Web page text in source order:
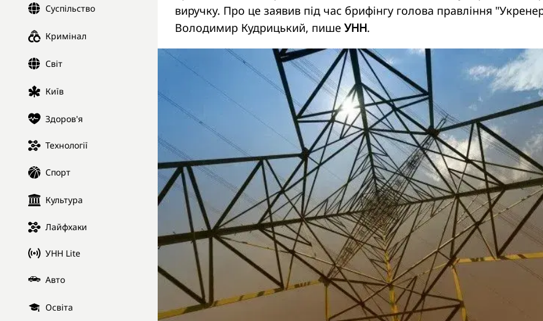
Суспільство
Кримінал
Світ
Київ
Здоров'я
Технології
Спорт
Культура
Лайфхаки
УНН Lite
Авто
Освіта
виручку. Про це заявив під час брифінгу голова правління
Володимир Кудрицький, пише УНН.